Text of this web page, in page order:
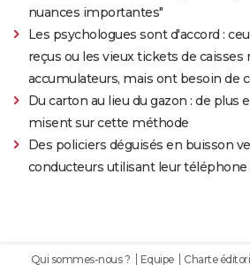
nuances importantes"
Les psychologues sont d'accord :
reçus ou les vieux tickets de caisses
accumulateurs, mais ont besoin de
Du carton au lieu du gazon : de plus
misent sur cette méthode
Des policiers déguisés en buisson
conducteurs utilisant leur téléphone
Qui sommes-nous ? Equipe Charte